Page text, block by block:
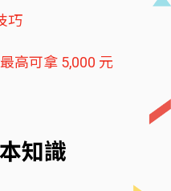
巧
高可拿 5,000 元
知識